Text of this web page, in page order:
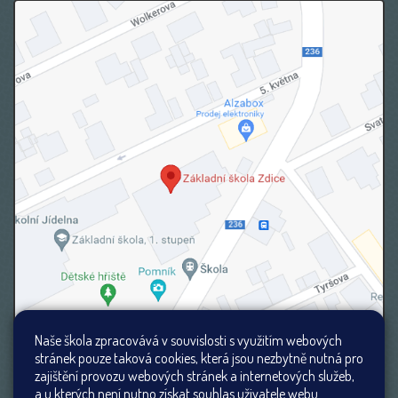
Naše škola zpracovává v souvislosti s využitím webových
stránek pouze taková cookies, která jsou nezbytně nutná pro
zajištění provozu webových stránek a internetových služeb,
a u kterých není nutno získat souhlas uživatele webu